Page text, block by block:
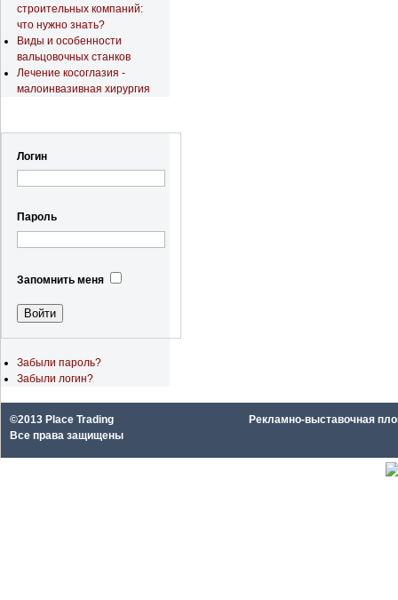
строительных компаний:
что нужно знать?
Виды и особенности
вальцовочных станков
Лечение косоглазия -
малоинвазивная хирургия
Логин
Пароль
Запомнить меня
Забыли пароль?
Забыли логин?
©2013 Place Trading
Все права защищены
Рекламно-выставочная